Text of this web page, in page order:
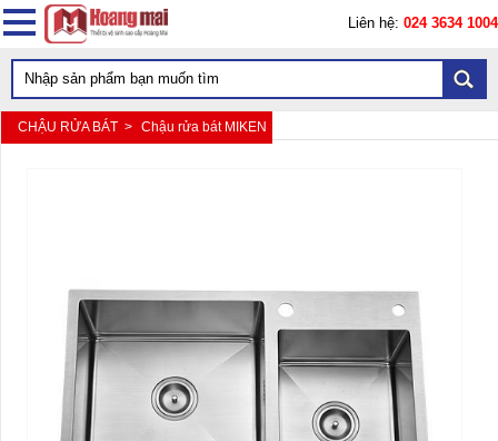
Liên hệ: 024 3634 1004
CHẬU RỬA BÁT > Chậu rửa bát MIKEN